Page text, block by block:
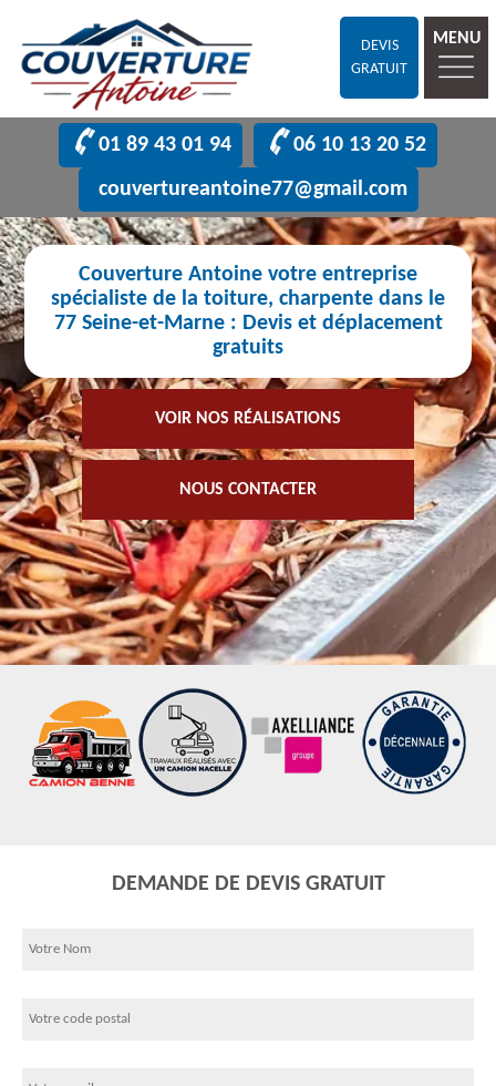
DEVIS
GRATUIT
MENU
01 89 43 01 94
06 10 13 20 52
couvertureantoine77@gmail.com
Couverture Antoine votre entreprise
spécialiste de la toiture, charpente dans le
77 Seine-et-Marne : Devis et déplacement
gratuits
VOIR NOS RÉALISATIONS
NOUS CONTACTER
DEMANDE DE DEVIS GRATUIT